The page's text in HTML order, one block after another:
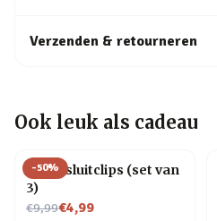
Verzenden & retourneren
Ook leuk als cadeau
-50%
Kat afsluitclips (set van
3)
€9,99
Nu voor€4,99